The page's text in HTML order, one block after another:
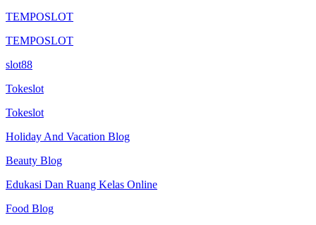
TEMPOSLOT
TEMPOSLOT
slot88
Tokeslot
Tokeslot
Holiday And Vacation Blog
Beauty Blog
Edukasi Dan Ruang Kelas Online
Food Blog